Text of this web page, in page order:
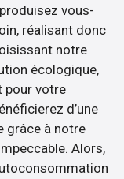
vous-
réalisant donc
notre
écologique,
pour votre
d’une
grâce à notre
Alors,